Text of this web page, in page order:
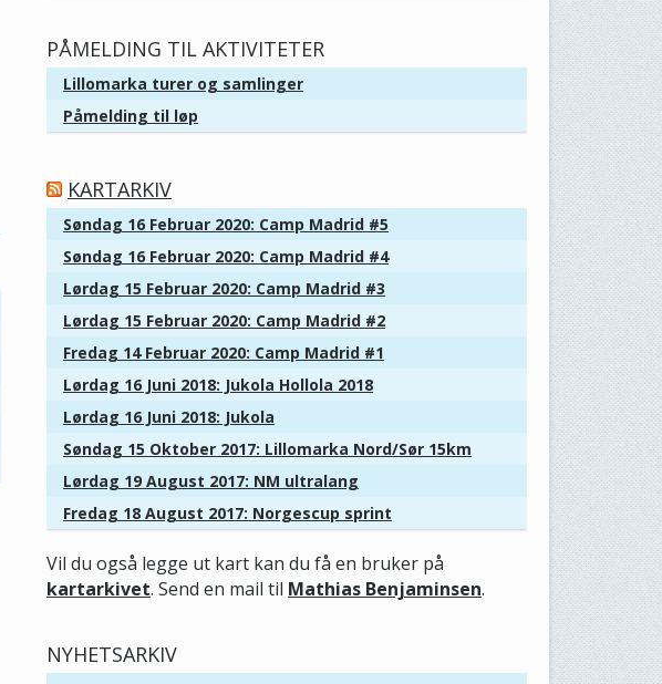
PÅMELDING TIL AKTIVITETER
Lillomarka turer og samlinger
Påmelding til løp
KARTARKIV
Søndag 16 Februar 2020: Camp Madrid #5
Søndag 16 Februar 2020: Camp Madrid #4
Lørdag 15 Februar 2020: Camp Madrid #3
Lørdag 15 Februar 2020: Camp Madrid #2
Fredag 14 Februar 2020: Camp Madrid #1
Lørdag 16 Juni 2018: Jukola Hollola 2018
Lørdag 16 Juni 2018: Jukola
Søndag 15 Oktober 2017: Lillomarka Nord/Sør 15km
Lørdag 19 August 2017: NM ultralang
Fredag 18 August 2017: Norgescup sprint
Vil du også legge ut kart kan du få en bruker på
kartarkivet. Send en mail til Mathias Benjaminsen.
NYHETSARKIV